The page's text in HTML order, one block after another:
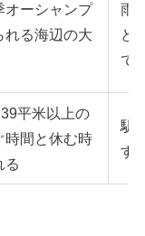
オーシャンプ
れる海辺の大
雨
ど
て
平米以上の
時間と休む時
る
駅
す